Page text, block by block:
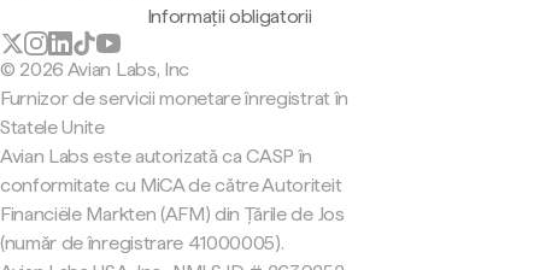
Informații obligatorii
© 2026 Avian Labs, Inc
Furnizor de servicii monetare înregistrat în
Statele Unite
Avian Labs este autorizată ca CASP în
conformitate cu MiCA de către Autoriteit
Financiële Markten (AFM) din Țările de Jos
(număr de înregistrare 41000005).